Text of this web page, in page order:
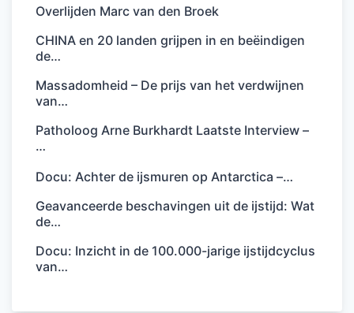
Overlijden Marc van den Broek
CHINA en 20 landen grijpen in en beëindigen
de…
Massadomheid – De prijs van het verdwijnen
van…
Patholoog Arne Burkhardt Laatste Interview –
…
Docu: Achter de ijsmuren op Antarctica –…
Geavanceerde beschavingen uit de ijstijd: Wat
de…
Docu: Inzicht in de 100.000-jarige ijstijdcyclus
van…